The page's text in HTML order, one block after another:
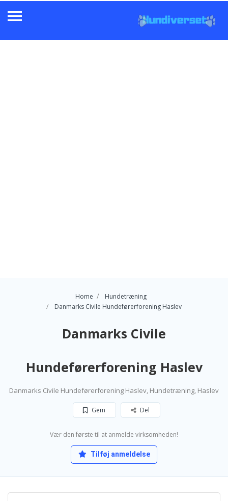
Home
Hundetræning
Danmarks Civile Hundeførerforening Haslev
Danmarks Civile
Hundeførerforening Haslev
Danmarks Civile Hundeførerforening Haslev, Hundetræning, Haslev
Gem Del
Vær den første til at anmelde virksomheden!
Tilføj anmeldelse